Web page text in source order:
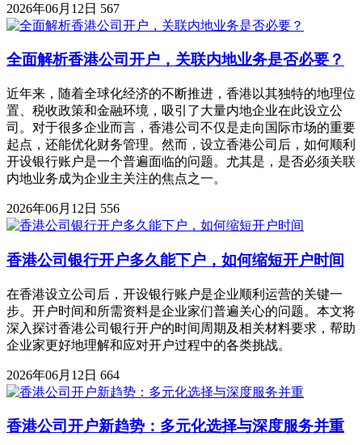
2026年06月12日 567
全面解析香港公司开户，关联内地业务是否必要？
近年来，随着全球化经济的不断推进，香港以其独特的地理位
置、税收政策和金融环境，吸引了大量内地企业在此设立公
司。对于很多企业而言，香港公司不仅是走向国际市场的重要
起点，还能优化财务管理。然而，设立香港公司后，如何顺利
开设银行账户是一个普遍面临的问题。尤其是，是否必须关联
内地业务成为企业主关注的焦点之一。
2026年06月12日 556
香港公司银行开户多久能下户，如何缩短开户时间
在香港设立公司后，开设银行账户是企业顺利运营的关键一
步。开户时间和所需资料是企业家们普遍关心的问题。本文将
深入探讨香港公司银行开户的时间周期及相关材料要求，帮助
企业家更好地理解和应对开户过程中的各类挑战。
2026年06月12日 664
香港公司开户新趋势：多元化选择与深度服务并重